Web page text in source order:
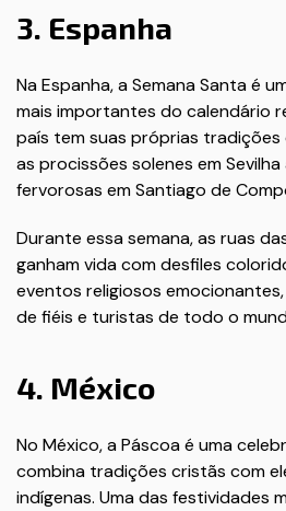
3. Espanha
Na Espanha, a Semana Santa é
mais importantes do calendário
país tem suas próprias tradições
as procissões solenes em
fervorosas em Santiago de
Durante essa semana, as ruas
ganham vida com desfiles
eventos religiosos
de fiéis e turistas de todo o
4. México
No México, a Páscoa é uma
combina tradições cristãs com
indígenas. Uma das festividades